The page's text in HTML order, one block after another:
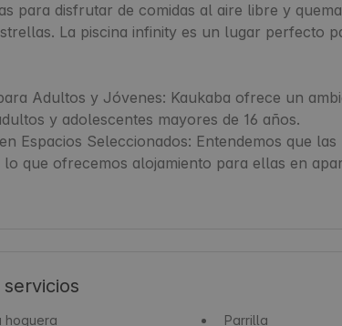
para disfrutar de comidas al aire libre y
La piscina infinity es un lugar perfecto
Adultos y Jóvenes: Kaukaba ofrece un
y adolescentes mayores de 16 años.
Espacios Seleccionados: Entendemos que
que ofrecemos alojamiento para ellas en
hoguera
Parrilla